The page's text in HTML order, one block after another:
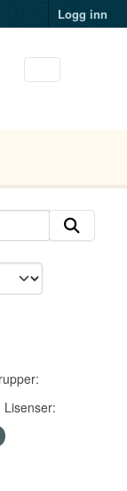
Logg inn
Lisenser: